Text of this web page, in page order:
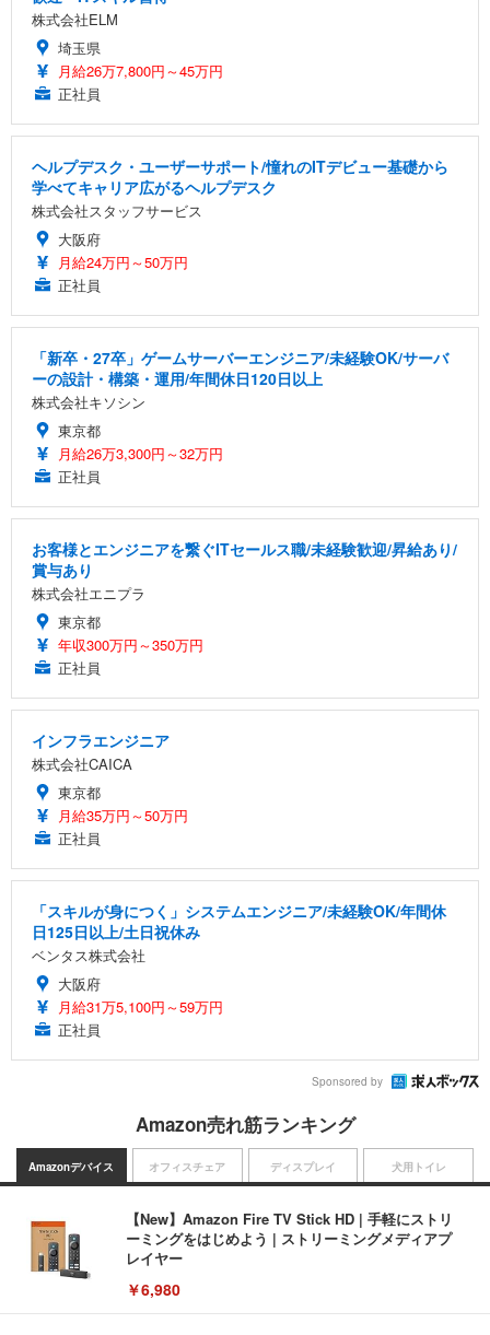
株式会社ELM
埼玉県
月給26万7,800円～45万円
正社員
ヘルプデスク・ユーザーサポート/憧れのITデビュー基礎から
学べてキャリア広がるヘルプデスク
株式会社スタッフサービス
大阪府
月給24万円～50万円
正社員
「新卒・27卒」ゲームサーバーエンジニア/未経験OK/サーバ
ーの設計・構築・運用/年間休日120日以上
株式会社キソシン
東京都
月給26万3,300円～32万円
正社員
お客様とエンジニアを繋ぐITセールス職/未経験歓迎/昇給あり/
賞与あり
株式会社エニプラ
東京都
年収300万円～350万円
正社員
インフラエンジニア
株式会社CAICA
東京都
月給35万円～50万円
正社員
「スキルが身につく」システムエンジニア/未経験OK/年間休
日125日以上/土日祝休み
ベンタス株式会社
大阪府
月給31万5,100円～59万円
正社員
Sponsored by
Amazon売れ筋ランキング
Amazonデバイス
【New】Amazon Fire TV Stick HD | 手軽にストリ
ーミングをはじめよう | ストリーミングメディアプ
レイヤー
￥6,980
オフィスチェア ディスプレイ 犬用トイレ